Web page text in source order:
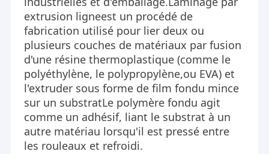
extrusion ligneest un procédé de
fabrication utilisé pour lier deux ou
plusieurs couches de matériaux par fusion
d'une résine thermoplastique (comme le
polyéthylène, le polypropylène,ou EVA) et
l'extruder sous forme de film fondu mince
sur un substratLe polymère fondu agit
comme un adhésif, liant le substrat à un
autre matériau lorsqu'il est pressé entre
les rouleaux et refroidi.